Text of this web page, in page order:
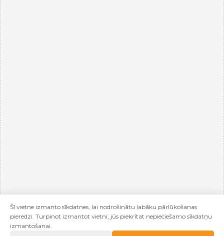
Šī vietne izmanto sīkdatnes, lai nodrošinātu labāku pārlūkošanas
pieredzi. Turpinot izmantot vietni, jūs piekrītat nepieciešamo sīkdatņu
izmantošanai.